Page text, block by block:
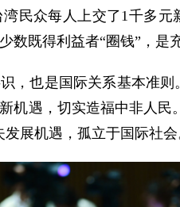
民众每人上交了1千多
既得利益者“圈钱”，是
，也是国际关系基本准
机遇，切实造福中非人民
展机遇，孤立于国际社会